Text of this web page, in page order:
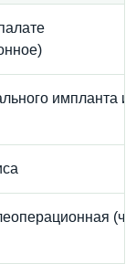
импланта из